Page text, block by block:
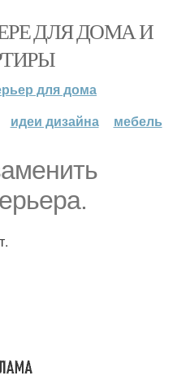
ДЛЯ ДОМА И
для дома
идеи дизайна мебель